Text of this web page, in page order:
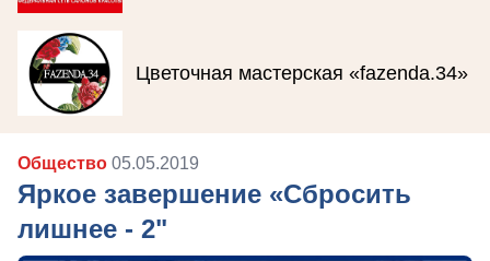
Цветочная мастерская «fazenda.34»
Общество 05.05.2019
Яркое завершение «Сбросить
лишнее - 2"